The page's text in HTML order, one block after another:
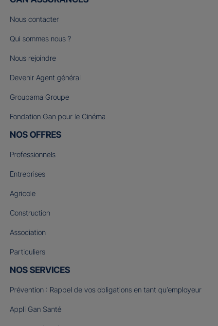
Nous contacter
Qui sommes nous ?
Nous rejoindre
Devenir Agent général
Groupama Groupe
Fondation Gan pour le Cinéma
NOS OFFRES
Professionnels
Entreprises
Agricole
Construction
Association
Particuliers
NOS SERVICES
Prévention : Rappel de vos obligations en tant qu’employeur
Appli Gan Santé